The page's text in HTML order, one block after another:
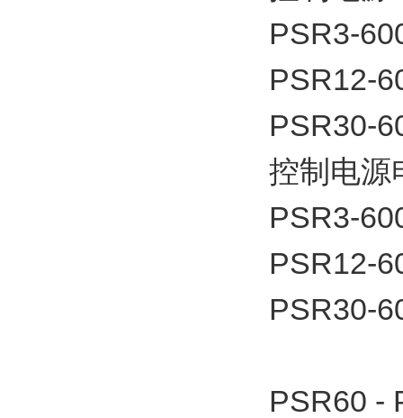
PSR3-
PSR12-
PSR30-
控制电源
PSR3-
PSR12-
PSR30-
PSR60 -